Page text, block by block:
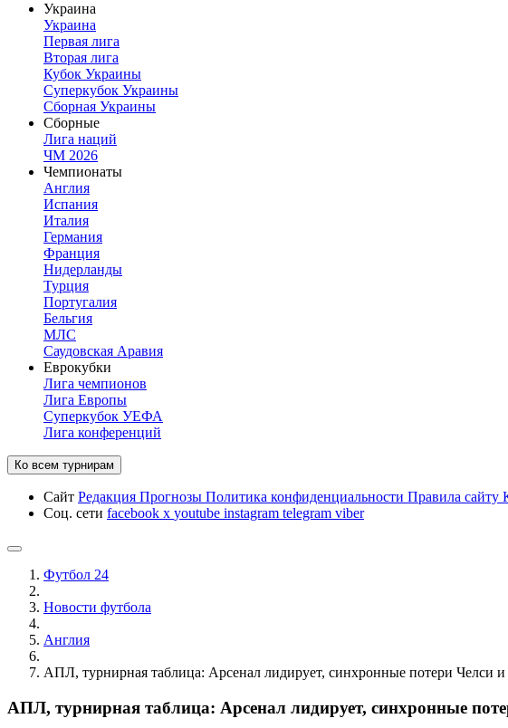
Украина
Украина
Первая лига
Вторая лига
Кубок Украины
Суперкубок Украины
Сборная Украины
Сборные
Лига наций
ЧМ 2026
Чемпионаты
Англия
Испания
Италия
Германия
Франция
Нидерланды
Турция
Португалия
Бельгия
МЛС
Саудовская Аравия
Еврокубки
Лига чемпионов
Лига Европы
Суперкубок УЕФА
Лига конференций
Ко всем турнирам
Сайт Редакция Прогнозы Политика конфиденциальности Правила сайту
Соц. сети facebook x youtube instagram telegram viber
Футбол 24
Новости футбола
Англия
АПЛ, турнирная таблица: Арсенал лидирует, синхронные потери Челси
АПЛ, турнирная таблица: Арсенал лидирует, синхронные